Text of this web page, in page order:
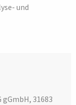
und
gGmbH, 31683